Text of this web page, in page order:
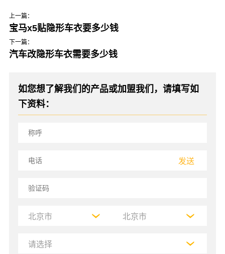
上一篇：
宝马x5贴隐形车衣要多少钱
下一篇：
汽车改隐形车衣需要多少钱
如您想了解我们的产品或加盟我们，请填写如
下资料：
发送